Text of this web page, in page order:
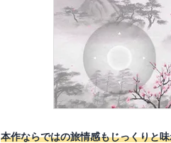
本作ならではの旅情感もじっくりと